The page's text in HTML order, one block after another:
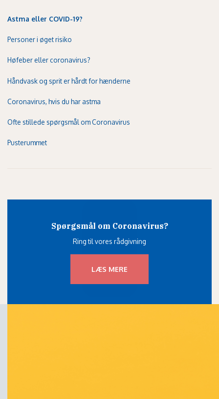
Astma eller COVID-19?
Personer i øget risiko
Høfeber eller coronavirus?
Håndvask og sprit er hårdt for hænderne
Coronavirus, hvis du har astma
Ofte stillede spørgsmål om Coronavirus
Pusterummet
Spørgsmål om Coronavirus?
Ring til vores rådgivning
LÆS MERE